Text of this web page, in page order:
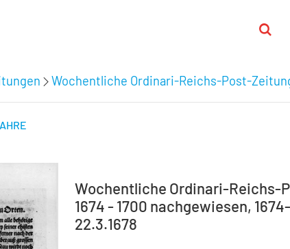
Wochentliche Ordinari-Reichs-Post-
Wochentliche Ordinari-Reichs-
1674 - 1700 nachgewiesen,
22.3.1678